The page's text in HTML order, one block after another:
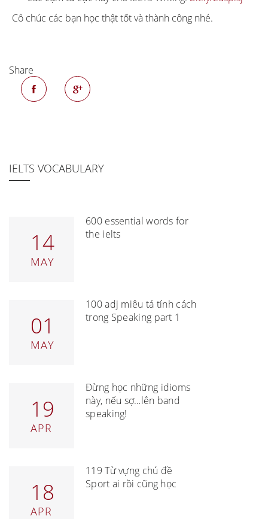
Cô chúc các bạn học thật tốt và thành công nhé.
Share
IELTS VOCABULARY
14
MAY
600 essential words for
the ielts
01
MAY
100 adj miêu tả tính cách
trong Speaking part 1
19
APR
Đừng học những idioms
này, nếu sợ…lên band
speaking!
18
APR
119 Từ vựng chủ đề
Sport ai rồi cũng học